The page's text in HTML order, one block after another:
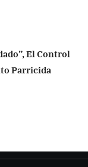
El Control
Parricida